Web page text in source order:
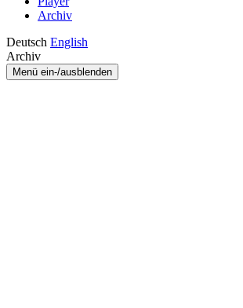
Archiv
Deutsch English
Archiv
Menü ein-/ausblenden